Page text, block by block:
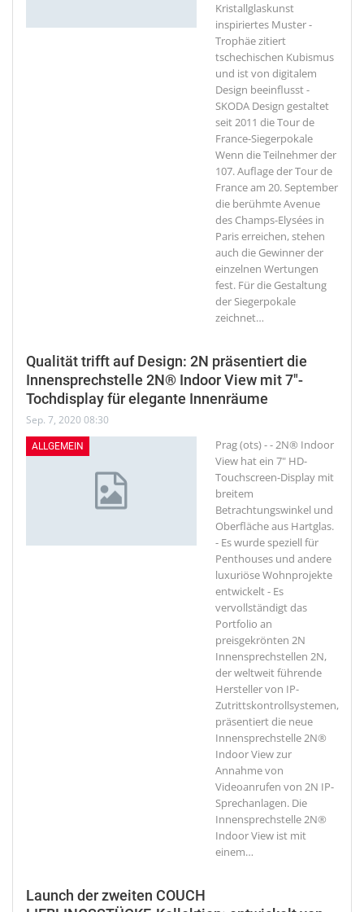
Kristallglaskunst
inspiriertes Muster -
Trophäe zitiert
tschechischen Kubismus
und ist von digitalem
Design beeinflusst -
SKODA Design gestaltet
seit 2011 die Tour de
France-Siegerpokale
Wenn die Teilnehmer der
107. Auflage der Tour de
France am 20. September
die berühmte Avenue
des Champs-Elysées in
Paris erreichen, stehen
auch die Gewinner der
einzelnen Wertungen
fest. Für die Gestaltung
der Siegerpokale
zeichnet…
Qualität trifft auf Design: 2N präsentiert die
Innensprechstelle 2N® Indoor View mit 7″-
Tochdisplay für elegante Innenräume
Sep. 7, 2020 08:30
ALLGEMEIN
Prag (ots) - - 2N® Indoor
View hat ein 7" HD-
Touchscreen-Display mit
breitem
Betrachtungswinkel und
Oberfläche aus Hartglas.
- Es wurde speziell für
Penthouses und andere
luxuriöse Wohnprojekte
entwickelt - Es
vervollständigt das
Portfolio an
preisgekrönten 2N
Innensprechstellen 2N,
der weltweit führende
Hersteller von IP-
Zutrittskontrollsystemen,
präsentiert die neue
Innensprechstelle 2N®
Indoor View zur
Annahme von
Videoanrufen von 2N IP-
Sprechanlagen. Die
Innensprechstelle 2N®
Indoor View ist mit
einem…
Launch der zweiten COUCH